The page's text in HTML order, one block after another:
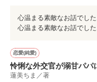
心温まる素敵なお話でした
心温まる素敵なお話でした
恋愛(純愛)
怜悧な外交官が溺甘パパ
まれました
蓮美ちま／著